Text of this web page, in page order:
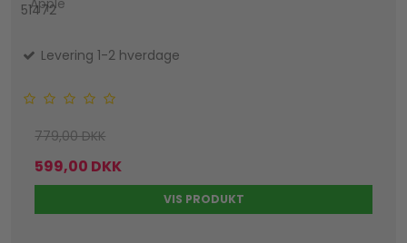
51472
Levering 1-2 hverdage
779,00 DKK
599,00 DKK
VIS PRODUKT